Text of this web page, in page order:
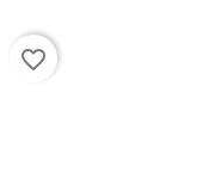
favorite_border